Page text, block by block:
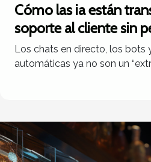
Cómo las ia están
soporte al cliente sin
humano
Los chats en directo, los bots
automáticas ya no son un